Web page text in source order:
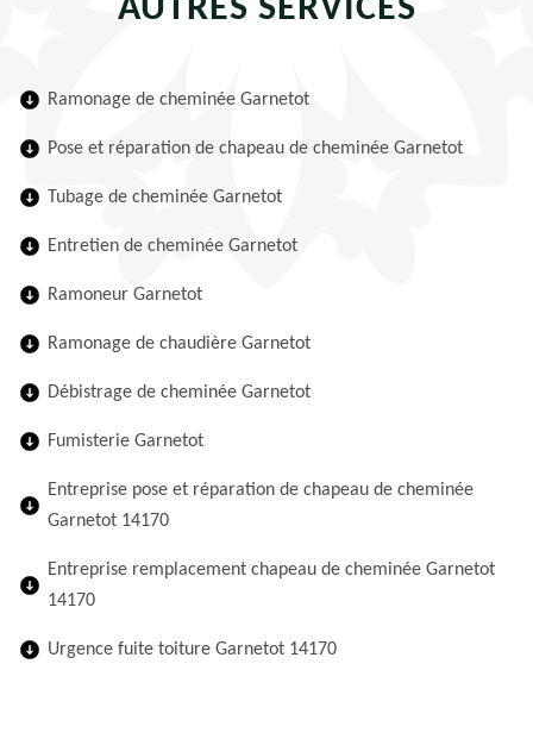
AUTRES SERVICES
Ramonage de cheminée Garnetot
Pose et réparation de chapeau de cheminée Garnetot
Tubage de cheminée Garnetot
Entretien de cheminée Garnetot
Ramoneur Garnetot
Ramonage de chaudière Garnetot
Débistrage de cheminée Garnetot
Fumisterie Garnetot
Entreprise pose et réparation de chapeau de cheminée
Garnetot 14170
Entreprise remplacement chapeau de cheminée Garnetot
14170
Urgence fuite toiture Garnetot 14170